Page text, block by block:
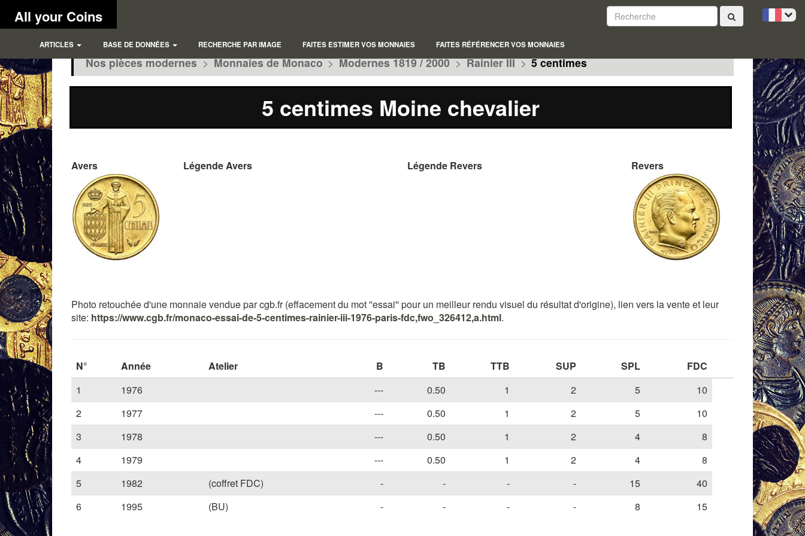
All your Coins
ARTICLES BASE DE DONNÉES RECHERCHE PAR IMAGE FAITES ESTIMER VOS MONNAIES FAITES RÉFÉRENCER VOS MONNAIES
Nos pièces modernes > Monnaies de Monaco > Modernes 1819 / 2000 > Rainier III > 5 centimes
5 centimes Moine chevalier
Avers Légende Avers Légende Revers Revers
Photo retouchée d'une monnaie vendue par cgb.fr (effacement du mot ''essai'' pour un meilleur rendu visuel du résultat d'origine), lien vers la vente et leur
site: https://www.cgb.fr/monaco-essai-de-5-centimes-rainier-iii-1976-paris-fdc,fwo_326412,a.html.
N° Année Atelier B TB TTB SUP SPL
FDC
1
1976 --- 0.50 1 2 5
10
2
1977 --- 0.50 1 2 5
10
3
1978 --- 0.50 1 2 4
8
4
1979 --- 0.50 1 2 4
8
5
1982 (coffret FDC) - - - - 15
40
6
1995 (BU) - - - - 8 15